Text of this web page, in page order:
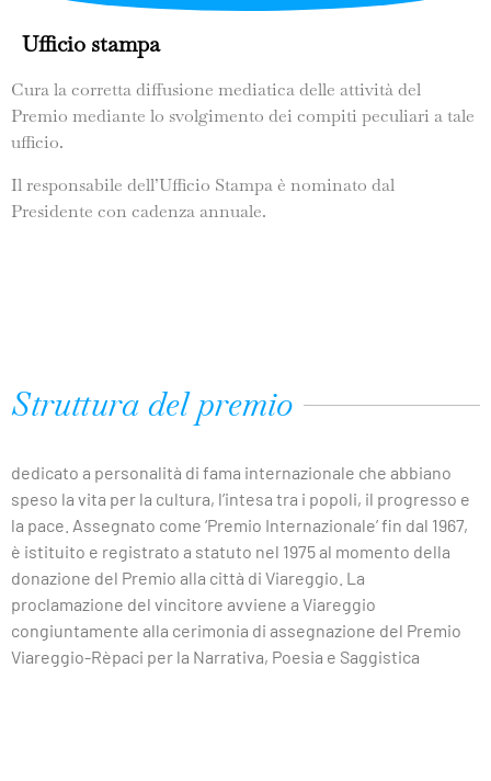
Ufficio stampa
Cura la corretta diffusione mediatica delle attività del
Premio mediante lo svolgimento dei compiti peculiari a tale
ufficio.
Il responsabile dell’Ufficio Stampa è nominato dal
Presidente con cadenza annuale.
Struttura del premio
dedicato a personalità di fama internazionale che abbiano
speso la vita per la cultura, l’intesa tra i popoli, il progresso e
la pace. Assegnato come ‘Premio Internazionale’ fin dal 1967,
è istituito e registrato a statuto nel 1975 al momento della
donazione del Premio alla città di Viareggio. La
proclamazione del vincitore avviene a Viareggio
congiuntamente alla cerimonia di assegnazione del Premio
Viareggio-Rèpaci per la Narrativa, Poesia e Saggistica